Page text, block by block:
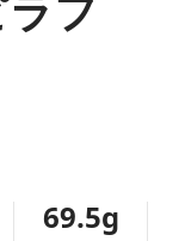
69.5g